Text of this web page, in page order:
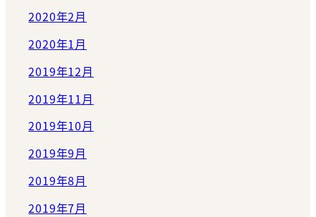
2020年2月
2020年1月
2019年12月
2019年11月
2019年10月
2019年9月
2019年8月
2019年7月